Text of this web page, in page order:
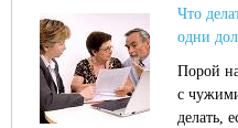
Что
одни
Порой
с
делать,